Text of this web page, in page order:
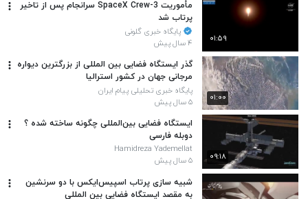
۰۱:۵۹
مأموریت SpaceX Crew-3 سرانجام پس از تاخیر
پرتاب شد
پایگاه خبری گلونی
۴ سال پیش
۰۱:۰۰
گذر ایستگاه فضایی بین المللی از بزرگترین دیواره
مرجانی جهان در کشور استرالیا
پایگاه خبری تحلیلی پیام ایران
۵ سال پیش
۰۹:۱۸
ایستگاه فضایی بین‌المللی چگونه ساخته شده ؟
دوبله فارسی
Hamidreza Yademellat
۵ سال پیش
شبیه سازی پرتاب اسپیس‌ایکس با دو سرنشین
به مقصد ایستگاه فضایی بین المللی